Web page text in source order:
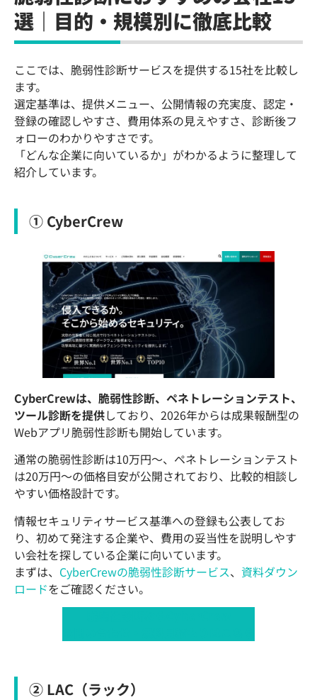
選｜目的・規模別に徹底比較
ここでは、脆弱性診断サービスを提供する15社を比較し
ます。
選定基準は、提供メニュー、公開情報の充実度、認定・
登録の確認しやすさ、費用体系の見えやすさ、診断後フ
ォローのわかりやすさです。
「どんな企業に向いているか」がわかるように整理して
紹介しています。
① CyberCrew
CyberCrewは、脆弱性診断、ペネトレーションテスト、
ツール診断を提供しており、2026年からは成果報酬型の
Webアプリ脆弱性診断も開始しています。
通常の脆弱性診断は10万円〜、ペネトレーションテスト
は20万円〜の価格目安が公開されており、比較的相談し
やすい価格設計です。
情報セキュリティサービス基準への登録も公表してお
り、初めて発注する企業や、費用の妥当性を説明しやす
い会社を探している企業に向いています。
まずは、 CyberCrewの脆弱性診断サービス、 資料ダウン
ロードをご確認ください。
② LAC（ラック）